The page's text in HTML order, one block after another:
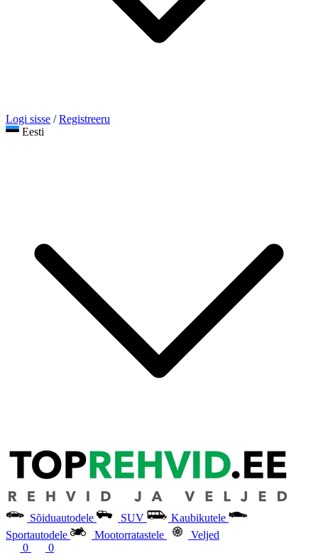
Logi sisse / Registreeru
Eesti
Sõiduautodele SUV
Kaubikutele
Sportautodele
Mootorratastele
Veljed
0
0